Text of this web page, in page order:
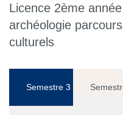
Licence 2ème
archéologie
culturels
Semestre 3